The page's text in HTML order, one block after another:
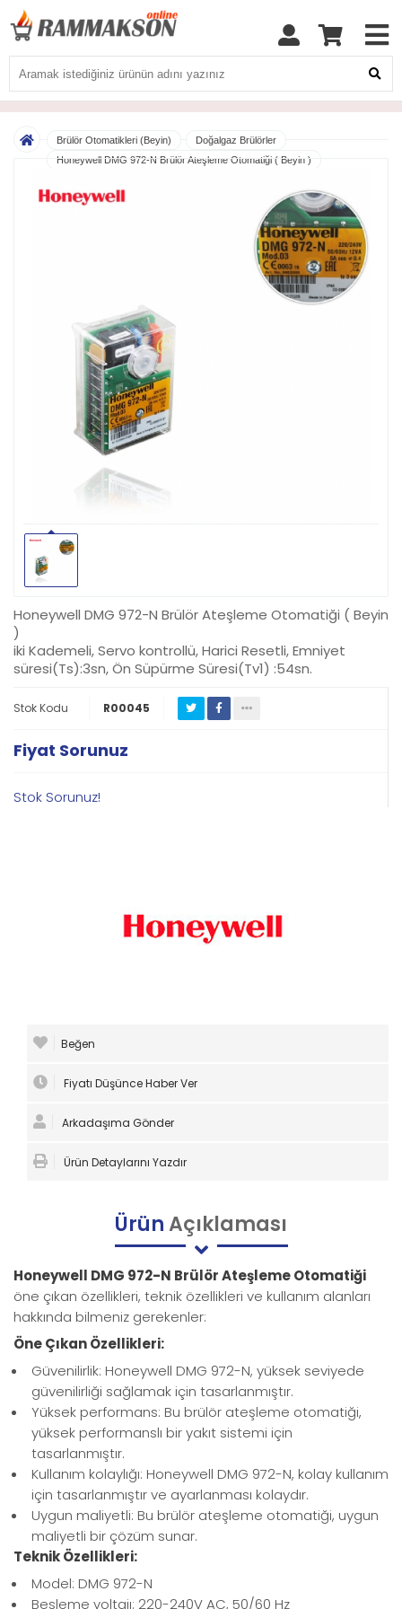
Brülör Otomatikleri (Beyin)
Doğalgaz Brülörler
Honeywell DMG 972-N Brülör Ateşleme Otomatiği ( Beyin )
Honeywell DMG 972-N Brülör Ateşleme Otomatiği ( Beyin
)
iki Kademeli, Servo kontrollü, Harici Resetli, Emniyet
süresi(Ts):3sn, Ön Süpürme Süresi(Tv1) :54sn.
Stok Kodu R00045
Fiyat Sorunuz
Stok Sorunuz!
Beğen
Fiyatı Düşünce Haber Ver
Arkadaşıma Gönder
Ürün Detaylarını Yazdır
ÜrünAçıklaması
Honeywell DMG 972-N Brülör Ateşleme Otomatiği
öne çıkan özellikleri, teknik özellikleri ve kullanım alanları
hakkında bilmeniz gerekenler:
Öne Çıkan Özellikleri:
Güvenilirlik: Honeywell DMG 972-N, yüksek seviyede
güvenilirliği sağlamak için tasarlanmıştır.
Yüksek performans: Bu brülör ateşleme otomatiği,
yüksek performanslı bir yakıt sistemi için
tasarlanmıştır.
Kullanım kolaylığı: Honeywell DMG 972-N, kolay kullanım
için tasarlanmıştır ve ayarlanması kolaydır.
Uygun maliyetli: Bu brülör ateşleme otomatiği, uygun
maliyetli bir çözüm sunar.
Teknik Özellikleri:
Model: DMG 972-N
Besleme voltajı: 220-240V AC, 50/60 Hz